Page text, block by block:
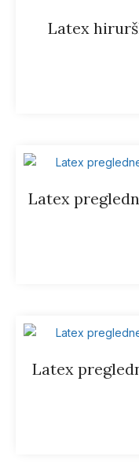
Latex
Latex
Latex